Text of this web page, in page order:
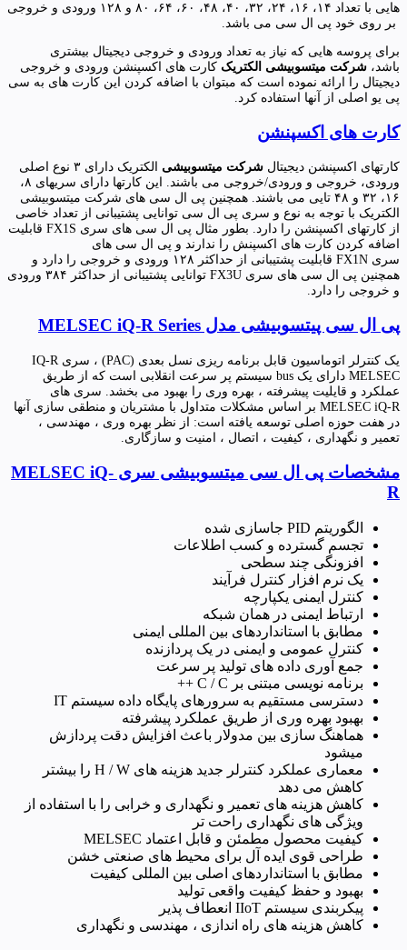
هایی با تعداد ۱۴، ۱۶، ۲۴، ۳۲، ۴۰، ۴۸، ۶۰، ۶۴، ۸۰ و ۱۲۸ ورودی و خروجی
بر روی خود پی ال سی می باشد.
برای پروسه هایی که نیاز به تعداد ورودی و خروجی دیجیتال بیشتری
باشد، شرکت میتسوبیشی الکتریک کارت های اکسپنشن ورودی و خروجی
دیجیتال را ارائه نموده است که مبتوان با اضافه کردن این کارت های به سی
پی یو اصلی از آنها استفاده کرد.
کارت های اکسپنشن
کارتهای اکسپنشن دیجیتال شرکت میتسوبیشی
الکتریک دارای ۳ نوع اصلی
ورودی، خروجی و ورودی/خروجی می باشند. این کارتها دارای سریهای ۸،
۱۶، ۳۲ و ۴۸ تایی می باشند. همچنین پی ال سی های شرکت میتسوبیشی
الکتریک با توجه به نوع و سری پی ال سی توانایی پشتیبانی از تعداد خاصی
از کارتهای اکسپنشن را دارد. بطور مثال پی ال سی های سری FX1S قابلیت
اضافه کردن کارت های اکسپنش را ندارند و پی ال سی های
سری FX1N قابلیت پشتیبانی از حداکثر ۱۲۸ ورودی و خروجی را دارد و
همچنین پی ال سی های سری FX3U توانایی پشتیبانی از حداکثر ۳۸۴ ورودی
و خروجی را دارد.
پی ال سی پیتسوبیشی مدل MELSEC iQ-R Series
یک کنترلر اتوماسیون قابل برنامه ریزی نسل بعدی (PAC) ، سری IQ-R
MELSEC دارای یک bus سیستم پر سرعت انقلابی است که از طریق
عملکرد و قایلیت پیشرفته ، بهره وری را بهبود می بخشد. سری های
MELSEC iQ-R بر اساس مشکلات متداول با مشتریان و منطقی سازی آنها
در هفت حوزه اصلی توسعه یافته است: از نظر بهره وری ، مهندسی ،
تعمیر و نگهداری ، کیفیت ، اتصال ، امنیت و سازگاری.
مشخصات پی ال سی میتسوبیشی سری MELSEC iQ-
R
الگوریتم PID جاسازی شده
تجسم گسترده و کسب اطلاعات
افزونگی چند سطحی
یک نرم افزار کنترل فرآیند
کنترل ایمنی یکپارچه
ارتباط ایمنی در همان شبکه
مطابق با استانداردهای بین المللی ایمنی
کنترل عمومی و ایمنی در یک پردازنده
جمع آوری داده های تولید پر سرعت
برنامه نویسی مبتنی بر C / C ++
دسترسی مستقیم به سرورهای پایگاه داده سیستم IT
بهبود بهره وری از طریق عملکرد پیشرفته
هماهنگ سازی بین مدولار باعث افزایش دقت پردازش
میشود
معماری عملکرد کنترلر جدید هزینه های H / W را بیشتر
کاهش می دهد
کاهش هزینه های تعمیر و نگهداری و خرابی را با استفاده از
ویژگی های نگهداری راحت تر
کیفیت محصول مطمئن و قابل اعتماد MELSEC
طراحی قوی ایده آل برای محیط های صنعتی خشن
مطابق با استانداردهای اصلی بین المللی کیفیت
بهبود و حفظ کیفیت واقعی تولید
پیکربندی سیستم IIoT انعطاف پذیر
کاهش هزینه های راه اندازی ، مهندسی و نگهداری